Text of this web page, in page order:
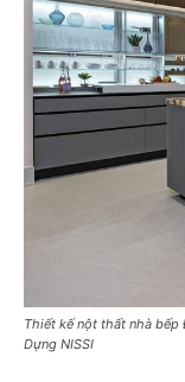
Thiết kế nột thất nhà bếp
Dựng NISSI